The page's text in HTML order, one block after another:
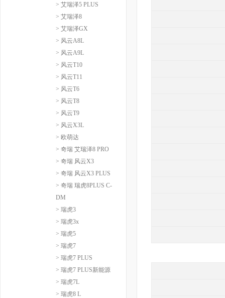
> 艾瑞泽5 PLUS
> 艾瑞泽8
> 艾瑞泽GX
> 风云A8L
> 风云A9L
> 风云T10
> 风云T11
> 风云T6
> 风云T8
> 风云T9
> 风云X3L
> 欧萌达
> 奇瑞 艾瑞泽8 PRO
> 奇瑞 风云X3
> 奇瑞 风云X3 PLUS
> 奇瑞 瑞虎8PLUS C-
DM
> 瑞虎3
> 瑞虎3x
> 瑞虎5
> 瑞虎7
> 瑞虎7 PLUS
> 瑞虎7 PLUS新能源
> 瑞虎7L
> 瑞虎8 L